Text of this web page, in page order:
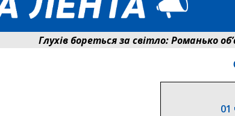
Глухів бореться за світло: Романько
01